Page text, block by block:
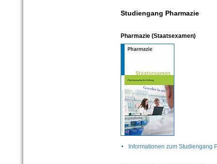
Studiengang Pharmazie
Pharmazie (Staatsexamen)
Informationen zum Studiengang